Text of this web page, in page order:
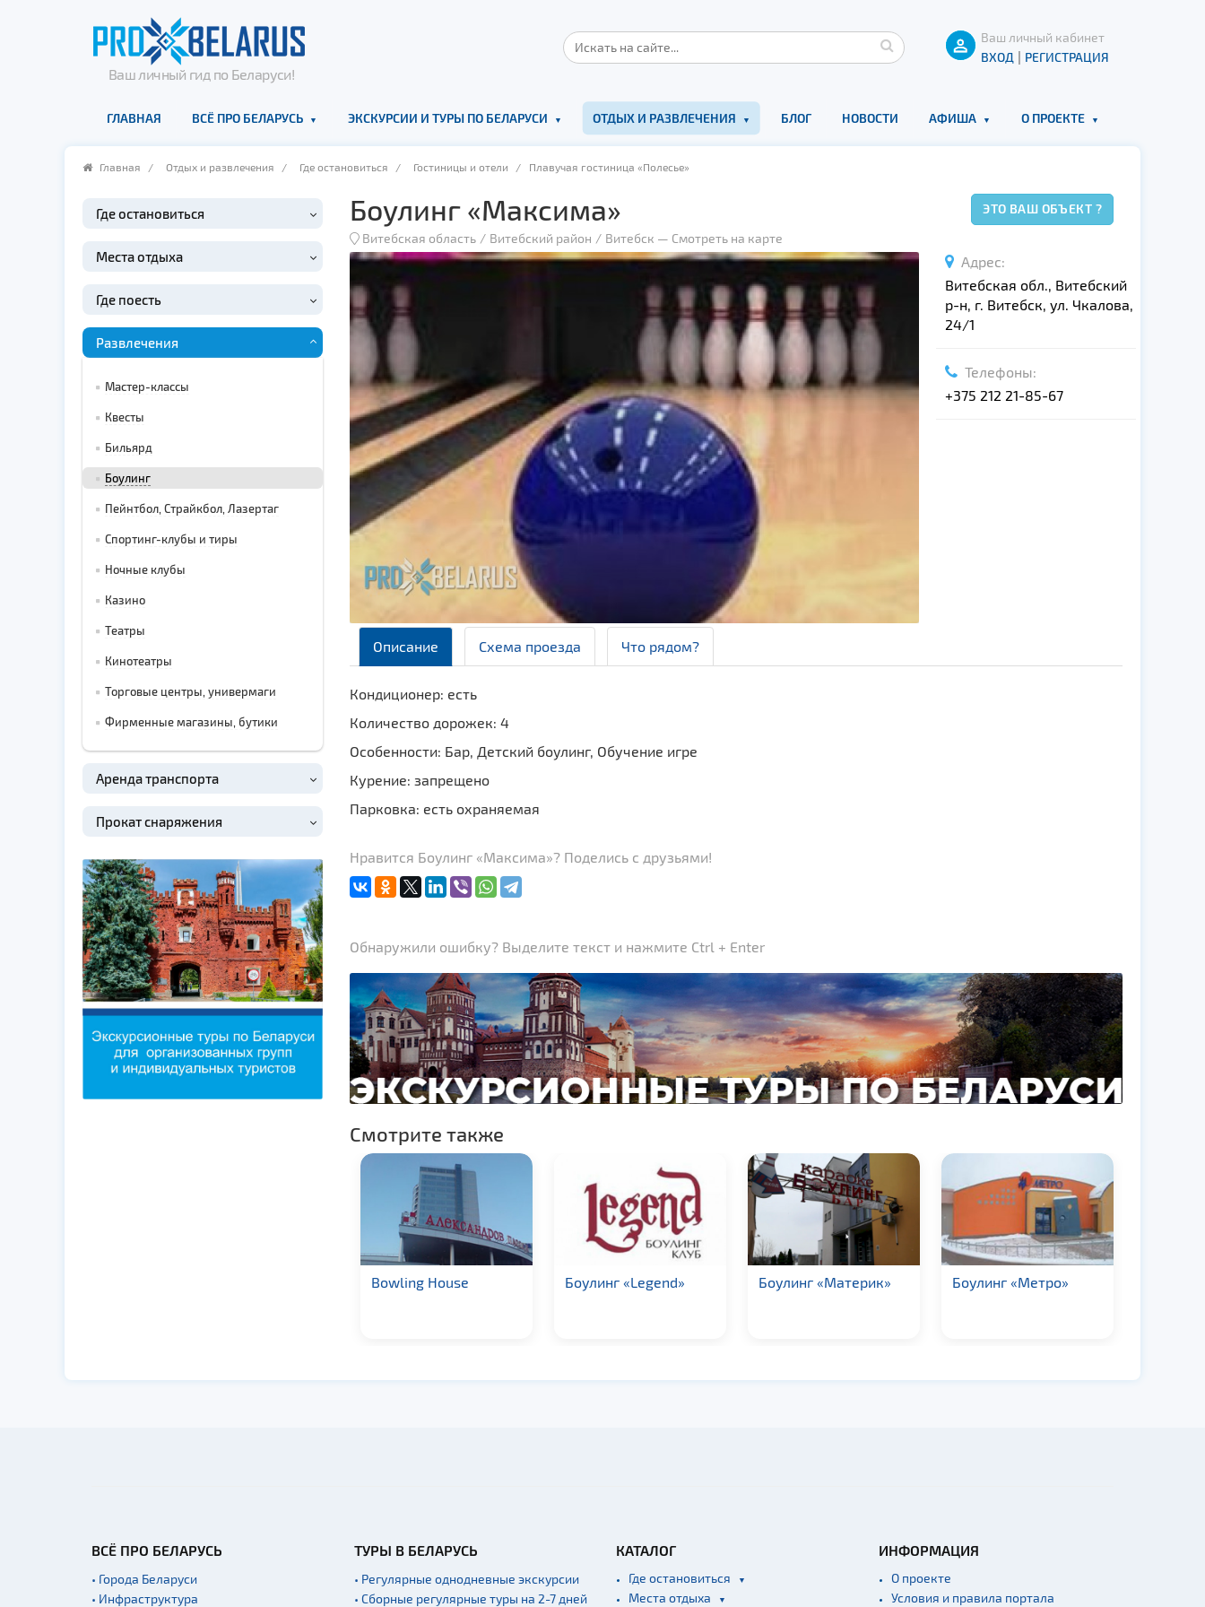
Ваш личный гид по Беларуси!
Ваш личный кабинет
ВХОД | РЕГИСТРАЦИЯ
ГЛАВНАЯ ВСЁ ПРО БЕЛАРУСЬ ЭКСКУРСИИ И ТУРЫ ПО БЕЛАРУСИ ОТДЫХ И РАЗВЛЕЧЕНИЯ БЛОГ НОВОСТИ АФИША О ПРОЕКТЕ
Главная / Отдых и развлечения / Где остановиться / Гостиницы и отели / Плавучая гостиница «Полесье»
Где остановиться
Места отдыха
Где поесть
Развлечения
Мастер-классы
Квесты
Бильярд
Боулинг
Пейнтбол, Страйкбол, Лазертаг
Спортинг-клубы и тиры
Ночные клубы
Казино
Театры
Кинотеатры
Торговые центры, универмаги
Фирменные магазины, бутики
Аренда транспорта
Прокат снаряжения
ЭТО ВАШ ОБЪЕКТ ?
Боулинг «Максима»
Витебская область Витебский район Витебск — Смотреть на карте
Адрес:
Витебская обл., Витебский
р-н, г. Витебск, ул. Чкалова,
24/1
Телефоны:
+375 212 21-85-67
Описание Схема проезда Что рядом?
Кондиционер: есть
Количество дорожек: 4
Особенности: Бар, Детский боулинг, Обучение игре
Курение: запрещено
Парковка: есть охраняемая
Нравится Боулинг «Максима»? Поделись с друзьями!
Обнаружили ошибку? Выделите текст и нажмите Ctrl + Enter
Смотрите также
Bowling House Боулинг «Legend» Боулинг «Материк» Боулинг «Метро»
ВСЁ ПРО БЕЛАРУСЬ
• Города Беларуси
• Инфраструктура
ТУРЫ В БЕЛАРУСЬ
• Регулярные однодневные экскурсии
• Сборные регулярные туры на 2-7 дней
КАТАЛОГ
Где остановиться
Места отдыха
ИНФОРМАЦИЯ
О проекте
Условия и правила портала